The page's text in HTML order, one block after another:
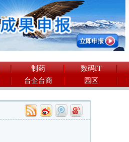
制药 数码IT
台企台商 园区